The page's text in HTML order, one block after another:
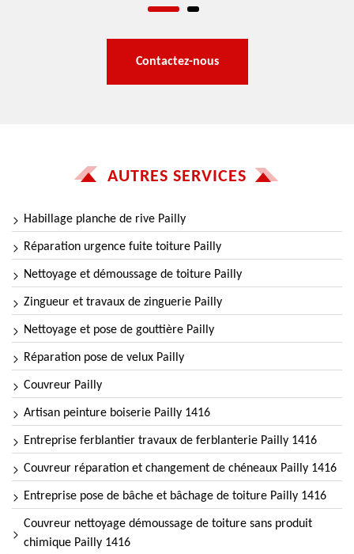
Contactez-nous
AUTRES SERVICES
Habillage planche de rive Pailly
Réparation urgence fuite toiture Pailly
Nettoyage et démoussage de toiture Pailly
Zingueur et travaux de zinguerie Pailly
Nettoyage et pose de gouttière Pailly
Réparation pose de velux Pailly
Couvreur Pailly
Artisan peinture boiserie Pailly 1416
Entreprise ferblantier travaux de ferblanterie Pailly 1416
Couvreur réparation et changement de chéneaux Pailly 1416
Entreprise pose de bâche et bâchage de toiture Pailly 1416
Couvreur nettoyage démoussage de toiture sans produit
chimique Pailly 1416